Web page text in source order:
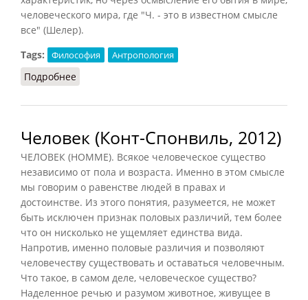
человеческого мира, где "Ч. - это в известном смысле
все" (Шелер).
Tags:
Философия Антропология
Подробнее
Человек (Конт-Спонвиль, 2012)
ЧЕЛОВЕК (НОММЕ). Всякое человеческое существо
независимо от пола и возраста. Именно в этом смысле
мы говорим о равенстве людей в правах и
достоинстве. Из этого понятия, разумеется, не может
быть исключен признак половых различий, тем более
что он нисколько не ущемляет единства вида.
Напротив, именно половые различия и позволяют
человечеству существовать и оставаться человечным.
Что такое, в самом деле, человеческое существо?
Наделенное речью и разумом животное, живущее в